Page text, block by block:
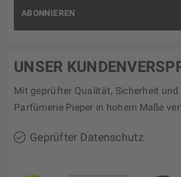
ABONNIEREN
UNSER
Mit geprüfter Qualität, Sicherheit
Parfümerie Pieper in hohem Maße
Geprüfter Datenschutz